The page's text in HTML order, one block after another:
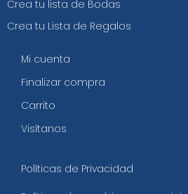
Crea tu lista de Bodas
Crea tu Lista de Regalos
Mi cuenta
Finalizar compra
Carrito
Visítanos
Políticas de Privacidad